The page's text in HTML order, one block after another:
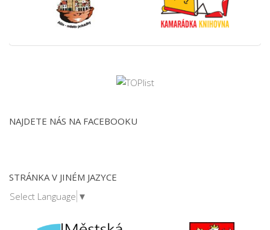
NAJDETE NÁS NA FACEBOOKU
STRÁNKA V JINÉM JAZYCE
Select Language ▼